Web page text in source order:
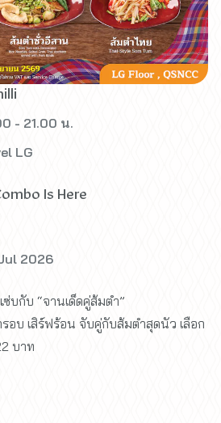
- 21.00 น.
LG
Is Here
2026
บกับ “จานเด็ดคู่ส้มตำ”
อบ เสิร์ฟร้อน จับคู่กับส้มตำสุดนัว เลือก
บาท